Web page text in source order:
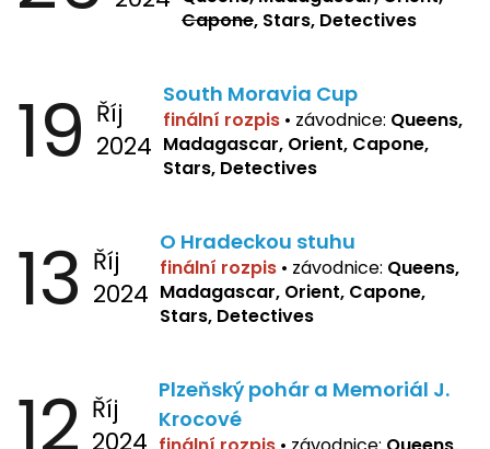
Capone, Stars, Detectives
19 Říj
2024
South Moravia Cup
finální rozpis • závodnice: Queens,
Madagascar, Orient, Capone,
Stars, Detectives
13 Říj
2024
O Hradeckou stuhu
finální rozpis • závodnice: Queens,
Madagascar, Orient, Capone,
Stars, Detectives
12 Říj
2024
Plzeňský pohár a Memoriál J.
Krocové